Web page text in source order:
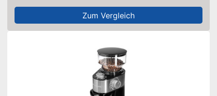
Zum Vergleich